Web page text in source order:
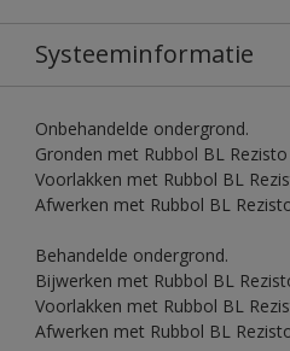
Systeeminformatie
Onbehandelde ondergrond.
Gronden met Rubbol BL
Voorlakken met Rubbol BL
Afwerken met Rubbol BL
Behandelde ondergrond.
Bijwerken met Rubbol BL
Voorlakken met Rubbol BL
Afwerken met Rubbol BL